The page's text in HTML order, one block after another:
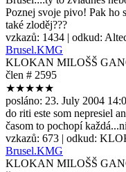
Poznej svoje pivo! Pak ho
také zloděj???
vzkazů: 1434 | odkud:
Brusel.KMG
KLOKAN MILOŠŠ
člen # 2595
★★★★★
posláno: 23. July 2004
do riti este som nepresiel
časom to pochopí
vzkazů: 673 | odkud:
Brusel.KMG
KLOKAN MILOŠŠ